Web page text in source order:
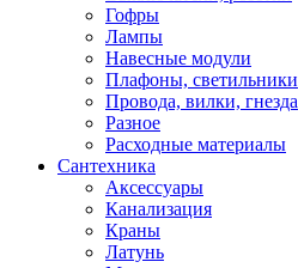
Гофры
Лампы
Навесные модули
Плафоны, светильники
Провода, вилки, гнезда
Разное
Расходные материалы
Сантехника
Аксессуары
Канализация
Краны
Латунь